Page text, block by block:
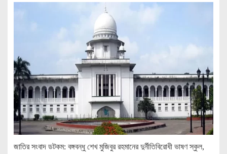
জাতির সংবাদ ডটকম: বঙ্গবন্ধু শেখ মুজিবুর রহমানের দুর্নীতিবিরোধী ভাষণ স্কুল,